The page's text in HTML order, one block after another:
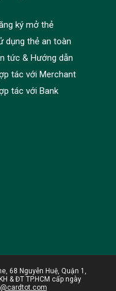
ký mở thẻ
dụng thẻ an toàn
tức & Hướng dẫn
tác với Merchant
tác với Bank
68 Nguyễn Huệ, Quận 1,
& ĐT TP.HCM cấp ngày